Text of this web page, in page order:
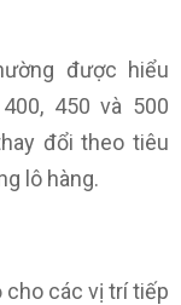
được hiểu
450 và 500
đổi theo tiêu
lô hàng.
các vị trí tiếp